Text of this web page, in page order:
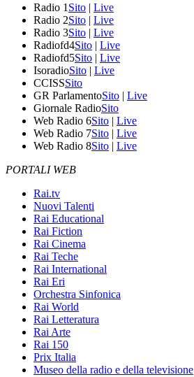
Radio 1 Sito | Live
Radio 2Sito | Live
Radio 3Sito | Live
Radiofd4Sito | Live
Radiofd5Sito | Live
IsoradioSito | Live
CCISSSito
GR ParlamentoSito | Live
Giornale RadioSito
Web Radio 6Sito | Live
Web Radio 7Sito | Live
Web Radio 8Sito | Live
PORTALI WEB
Rai.tv
Nuovi Talenti
Rai Educational
Rai Fiction
Rai Cinema
Rai Teche
Rai International
Rai Eri
Orchestra Sinfonica
Rai World
Rai Letteratura
Rai Arte
Rai 150
Prix Italia
Museo della radio e della televisione